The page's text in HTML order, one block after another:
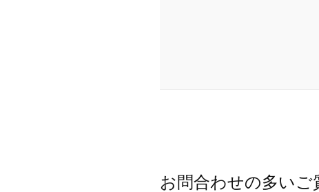
お問合わせの多いご